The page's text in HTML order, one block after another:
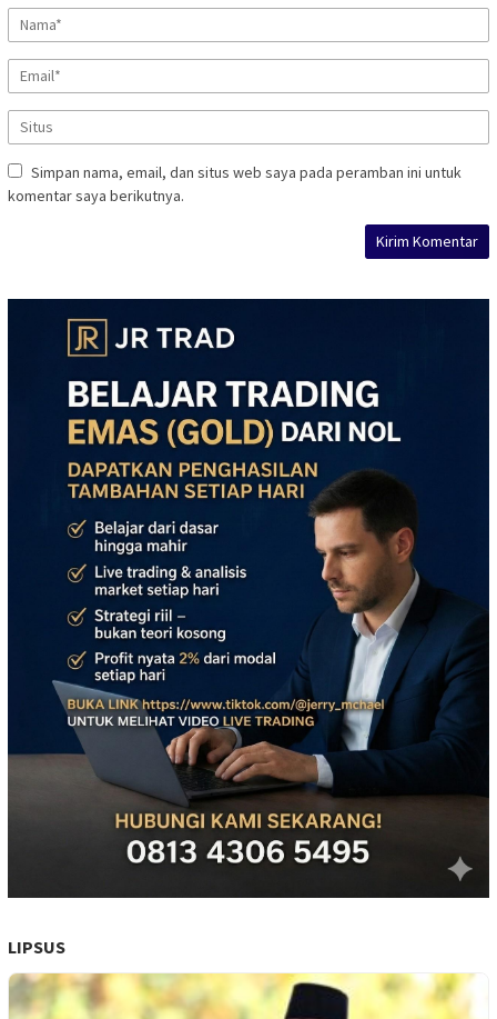
Simpan nama, email, dan situs web saya pada peramban ini untuk
komentar saya berikutnya.
LIPSUS